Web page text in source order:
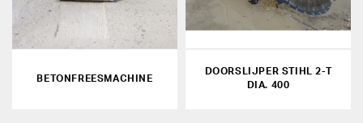
BETONFREESMACHINE
DOORSLIJPER STIHL 2-T
DIA. 400